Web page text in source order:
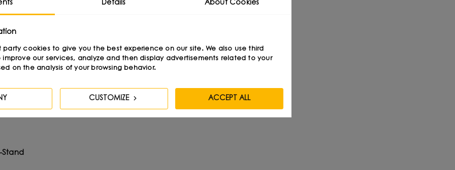
den Augen der Marke UMMO
Was wird zurückbleiben? Schöne Erinnerungen und Hunderte
Freundschaften. Zum zweiten Mal in Folge waren wir zusammen
Expo vertreten. Wie ...
Details About Cookies
party cookies to give you the best experience on our site. We also use third
our services, analyze and then display advertisements related to your
on the analysis of your browsing behavior.
CUSTOMIZE ACCEPT ALL